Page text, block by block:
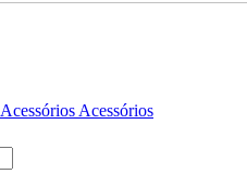
Acessórios Acessórios